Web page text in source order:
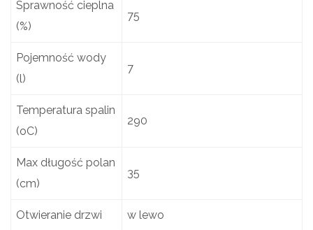
Sprawność cieplna
(%)
75
Pojemność wody
(l)
7
Temperatura spalin
(oC)
290
Max długość polan
(cm)
35
Otwieranie drzwi w lewo